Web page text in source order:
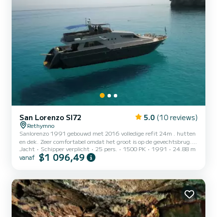
San Lorenzo SI72 5.0 (10 reviews)
Rethymno
Sanlorenzo 1991 gebouwd met 2016 volledige refit 24m . hutten
en dek. Zeer comfortabel omdat het groot is op de gevechtsbrug.
Ten minste 10 mensen kunnen zeer comfortabel slapen en 2
kinderen. Bluetooth, geluidssysteem, ps4, smart tv en vele
de meeste Gourmet recepten maken.
Jacht Schipper verplicht 25 pers. 1500 PK 1991 24.88 m
vanaf $1 096,49